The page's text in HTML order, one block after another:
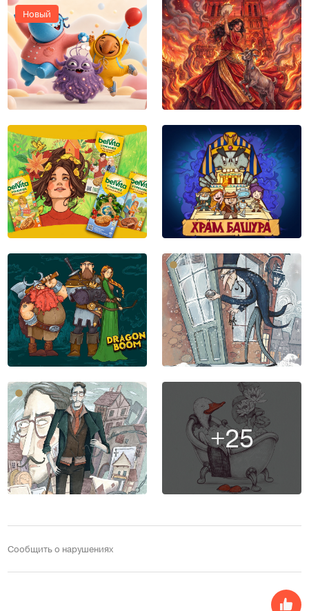
Новый
+25
Сообщить о нарушениях